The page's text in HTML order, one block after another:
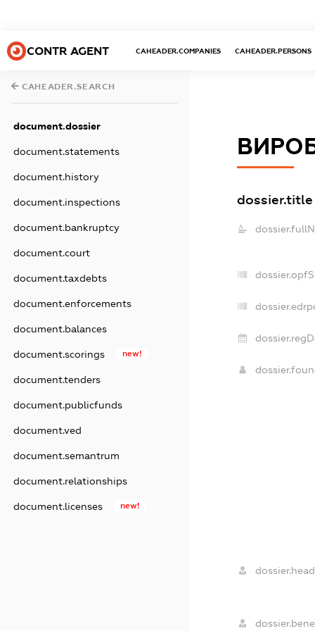
CONTR AGENT CAHEADER.COMPANIES CAHEADER.PERSONS
CAHEADER.SEARCH
document.dossier
document.statements
document.history
document.inspections
document.bankruptcy
document.court
document.taxdebts
document.enforcements
document.balances
document.scorings new!
document.tenders
document.publicfunds
document.ved
document.semantrum
document.relationships
document.licenses new!
dossier.title